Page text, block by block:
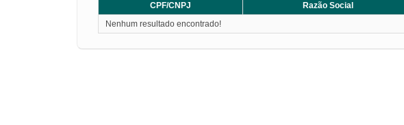
CPF/CNPJ Razão Social
Nenhum resultado encontrado!